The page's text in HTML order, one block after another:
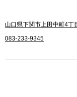
山口県下関市上田中町4丁
083-233-9345